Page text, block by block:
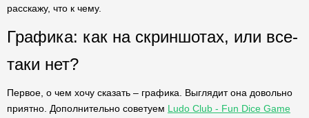
расскажу, что к чему.
Графика: как на скриншотах, или все-
таки нет?
Первое, о чем хочу сказать – графика. Выглядит она довольно
приятно. Дополнительно советуем Ludo Club - Fun Dice Game